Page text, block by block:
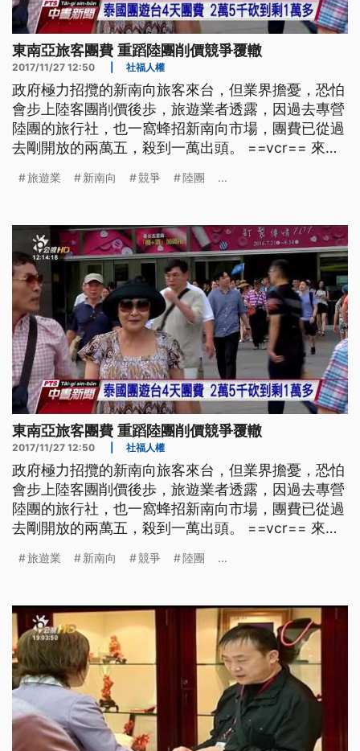
東南亞旅客團費 重蹈陸團削價競爭覆轍
2017/11/27 12:50 社福人權
政府極力招攬的新南向旅客來台，但業界擔憂，恐怕
會步上陸客團削價後歩，旅遊業者透露，因過去專營
陸團的旅行社，也一窩蜂招新南向市場，團費已從過
去剛開放的兩萬五，殺到一萬出頭。 ==vcr== 來自
向旅客祭出免簽優惠後，旅遊業業者削價競爭的狀況
剛開放免簽時最少是兩萬五起跳，現在殺到一萬多元
==旅遊
旅遊業 新南向 競爭 陸團 ...
東南亞旅客團費 重蹈陸團削價競爭覆轍
2017/11/27 12:50 社福人權
政府極力招攬的新南向旅客來台，但業界擔憂，恐怕
會步上陸客團削價後歩，旅遊業者透露，因過去專營
陸團的旅行社，也一窩蜂招新南向市場，團費已從過
去剛開放的兩萬五，殺到一萬出頭。 ==vcr== 來自
向旅客祭出免簽優惠後，旅遊業業者削價競爭的狀況
剛開放免簽時最少是兩萬五起跳，現在殺到一萬多元
==旅遊
旅遊業 新南向 競爭 陸團 ...